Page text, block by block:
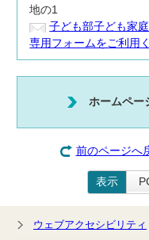
地の1
子ども部子ども家
専用フォームをご利用
ホームペー
前のページへ
表示
ウェブアクセシビリティ